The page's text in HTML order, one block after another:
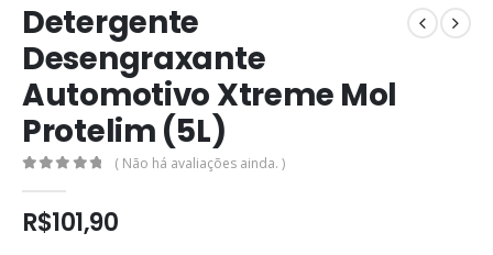
Detergente
Desengraxante
Automotivo Xtreme Mol
Protelim (5L)
( Não há avaliações ainda. )
R$101,90